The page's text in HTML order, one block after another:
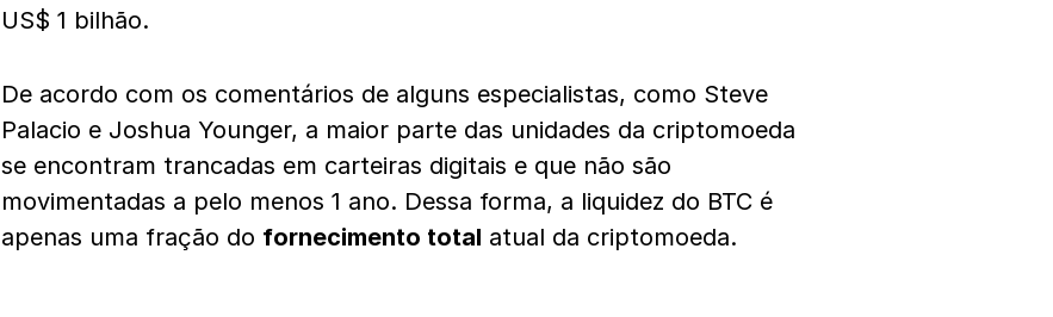
US$ 1 bilhão.
De acordo com os comentários de alguns especialistas, como Steve
Palacio e Joshua Younger, a maior parte das unidades da criptomoeda
se encontram trancadas em carteiras digitais e que não são
movimentadas a pelo menos 1 ano. Dessa forma, a liquidez do BTC é
apenas uma fração do fornecimento total atual da criptomoeda.